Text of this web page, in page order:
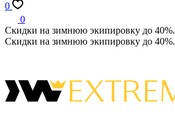
0
0
Скидки на зимнюю экипировку до 40%.
Скидки на зимнюю экипировку до 40%.